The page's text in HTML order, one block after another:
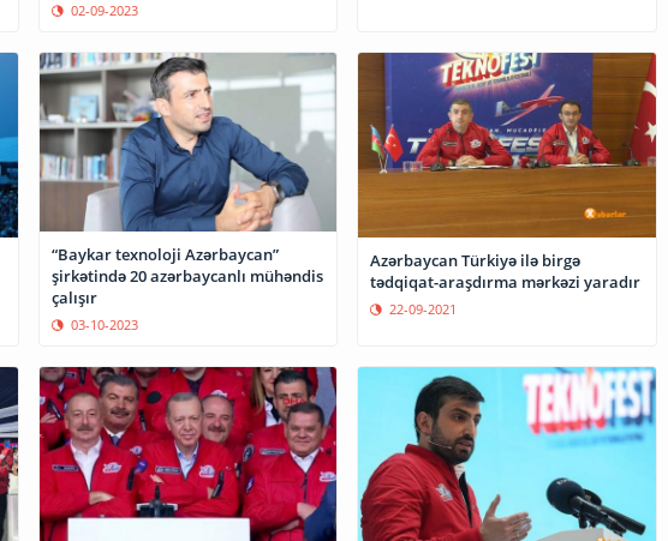
02-09-2023
“Baykar texnoloji Azərbaycan”
şirkətində 20 azərbaycanlı mühəndis
çalışır
03-10-2023
Azərbaycan Türkiyə ilə birgə
tədqiqat-araşdırma mərkəzi yaradır
22-09-2021